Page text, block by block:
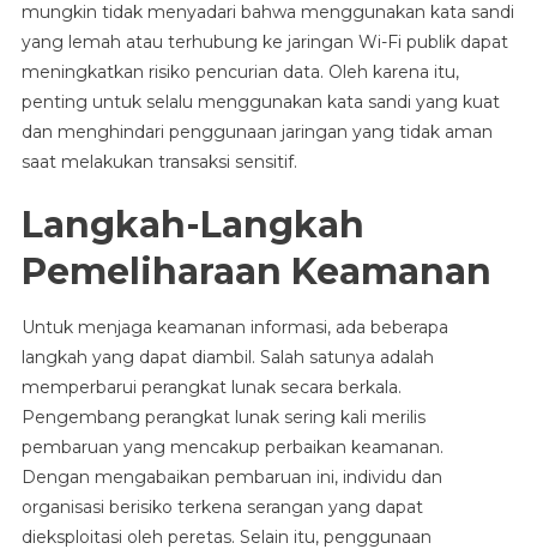
mungkin tidak menyadari bahwa menggunakan kata sandi
yang lemah atau terhubung ke jaringan Wi-Fi publik dapat
meningkatkan risiko pencurian data. Oleh karena itu,
penting untuk selalu menggunakan kata sandi yang kuat
dan menghindari penggunaan jaringan yang tidak aman
saat melakukan transaksi sensitif.
Langkah-Langkah
Pemeliharaan Keamanan
Untuk menjaga keamanan informasi, ada beberapa
langkah yang dapat diambil. Salah satunya adalah
memperbarui perangkat lunak secara berkala.
Pengembang perangkat lunak sering kali merilis
pembaruan yang mencakup perbaikan keamanan.
Dengan mengabaikan pembaruan ini, individu dan
organisasi berisiko terkena serangan yang dapat
dieksploitasi oleh peretas. Selain itu, penggunaan